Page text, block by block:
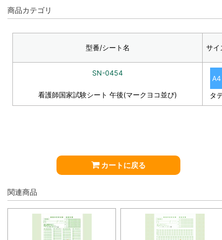
商品カテゴリ
型番/シート名 サイ
SN-0454
看護師国家試験シート 午後(マークヨコ並び)
A4
タ
カートに戻る
関連商品